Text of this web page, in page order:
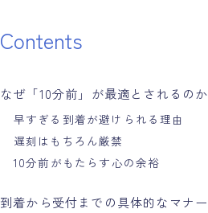
Contents
なぜ「10分前」が最適とされるのか
早すぎる到着が避けられる理由
遅刻はもちろん厳禁
10分前がもたらす心の余裕
到着から受付までの具体的なマナー